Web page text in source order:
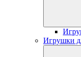
Игрушки